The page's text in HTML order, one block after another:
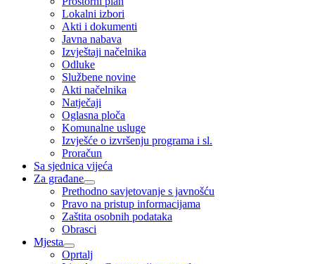
Lokalni izbori
Akti i dokumenti
Javna nabava
Izvještaji načelnika
Odluke
Službene novine
Akti načelnika
Natječaji
Oglasna ploča
Komunalne usluge
Izvješće o izvršenju programa i sl.
Proračun
Sa sjednica vijeća
Za građane
Prethodno savjetovanje s javnošću
Pravo na pristup informacijama
Zaštita osobnih podataka
Obrasci
Mjesta
Oprtalj